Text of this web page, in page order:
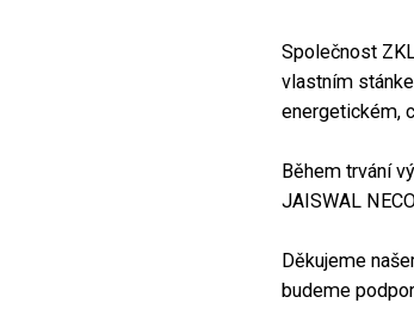
Společnost
vlastním
energetickém,
Během trvání
JAISWAL
Děkujeme
budeme